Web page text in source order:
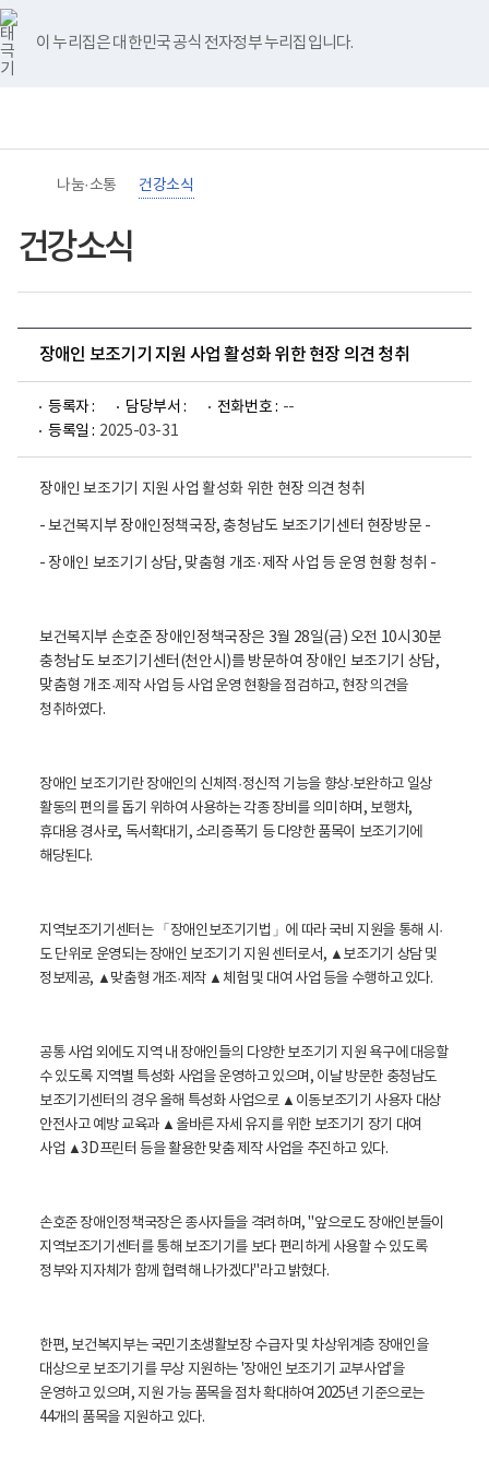
바
로
가
기
메
이 누리집은 대한민국 공식 전자정부 누리집입니다.
너
비
767px
이
하
영
홈
나눔·소통 건강소식
건강소식
장애인 보조기기 지원 사업 활성화 위한 현장 의견 청취
등록자 : 담당부서 : 전화번호 : --
등록일 : 2025-03-31
장애인 보조기기 지원 사업 활성화 위한 현장 의견 청취
- 보건복지부 장애인정책국장, 충청남도 보조기기센터 현장방문 -
- 장애인 보조기기 상담, 맞춤형 개조·제작 사업 등 운영 현황 청취 -
보건복지부 손호준 장애인정책국장은 3월 28일(금) 오전 10시30분
충청남도 보조기기센터(천안시)를 방문하여 장애인 보조기기 상담,
맞춤형 개조·제작 사업 등 사업 운영 현황을 점검하고, 현장 의견을
청취하였다.
장애인 보조기기란 장애인의 신체적·정신적 기능을 향상·보완하고 일상
활동의 편의를 돕기 위하여 사용하는 각종 장비를 의미하며, 보행차,
휴대용 경사로, 독서확대기, 소리증폭기 등 다양한 품목이 보조기기에
해당된다.
지역보조기기센터는 「장애인보조기기법」에 따라 국비 지원을 통해 시 ·
도 단위로 운영되는 장애인 보조기기 지원 센터로서, ▲보조기기 상담 및
정보제공, ▲맞춤형 개조·제작 ▲체험 및 대여 사업 등을 수행하고 있다.
공통 사업 외에도 지역 내 장애인들의 다양한 보조기기 지원 욕구에 대응할
수 있도록 지역별 특성화 사업을 운영하고 있으며, 이날 방문한 충청남도
보조기기센터의 경우 올해 특성화 사업으로 ▲이동보조기기 사용자 대상
안전사고 예방 교육과 ▲올바른 자세 유지를 위한 보조기기 장기 대여
사업 ▲3D프린터 등을 활용한 맞춤 제작 사업을 추진하고 있다.
손호준 장애인정책국장은 종사자들을 격려하며, "앞으로도 장애인분들이
지역보조기기센터를 통해 보조기기를 보다 편리하게 사용할 수 있도록
정부와 지자체가 함께 협력해 나가겠다"라고 밝혔다.
한편, 보건복지부는 국민기초생활보장 수급자 및 차상위계층 장애인을
대상으로 보조기기를 무상 지원하는 '장애인 보조기기 교부사업'을
운영하고 있으며, 지원 가능 품목을 점차 확대하여 2025년 기준으로는
44개의 품목을 지원하고 있다.
유
튜
브
블
로
그
인
스
타
그
램
페
이
스
북